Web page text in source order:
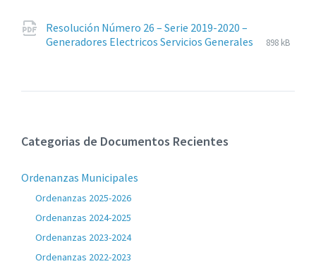
Resolución Número 26 – Serie 2019-2020 –
Generadores Electricos Servicios Generales
pdf
Tamaño
898 kB
Categorias de Documentos Recientes
Ordenanzas Municipales
Ordenanzas 2025-2026
Ordenanzas 2024-2025
Ordenanzas 2023-2024
Ordenanzas 2022-2023